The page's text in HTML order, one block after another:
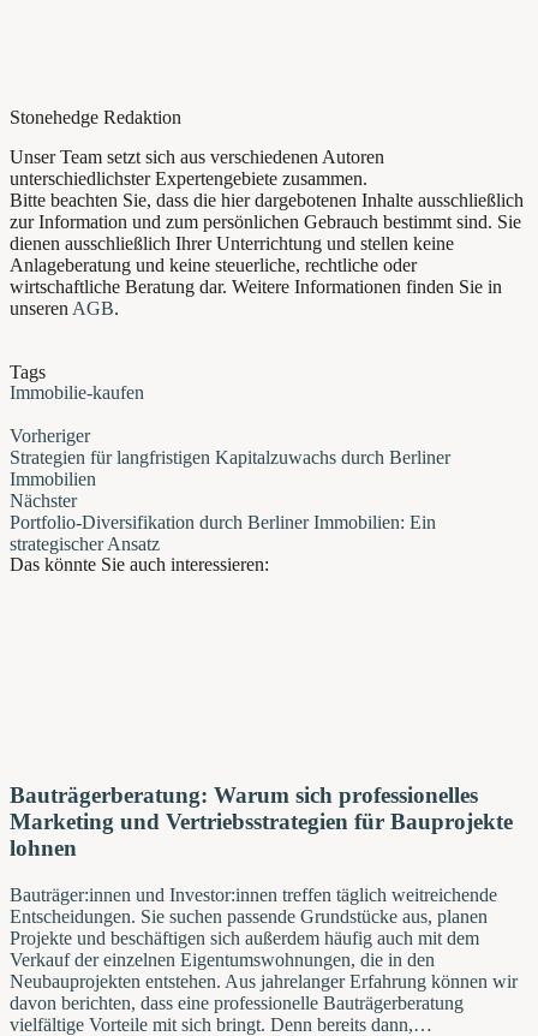
Stonehedge Redaktion
Unser Team setzt sich aus verschiedenen Autoren
unterschiedlichster Expertengebiete zusammen.
Bitte beachten Sie, dass die hier dargebotenen Inhalte ausschließlich
zur Information und zum persönlichen Gebrauch bestimmt sind. Sie
dienen ausschließlich Ihrer Unterrichtung und stellen keine
Anlageberatung und keine steuerliche, rechtliche oder
wirtschaftliche Beratung dar. Weitere Informationen finden Sie in
unserenAGB.
Tags
Immobilie-kaufen
Vorheriger
Strategien für langfristigen Kapitalzuwachs durch Berliner
Immobilien
Nächster
Portfolio-Diversifikation durch Berliner Immobilien: Ein
strategischer Ansatz
Das könnte Sie auch interessieren:
Bauträgerberatung: Warum sich professionelles
Marketing und Vertriebsstrategien für Bauprojekte
lohnen
Bauträger:innen und Investor:innen treffen täglich weitreichende
Entscheidungen. Sie suchen passende Grundstücke aus, planen
Projekte und beschäftigen sich außerdem häufig auch mit dem
Verkauf der einzelnen Eigentumswohnungen, die in den
Neubauprojekten entstehen. Aus jahrelanger Erfahrung können wir
davon berichten, dass eine professionelle Bauträgerberatung
vielfältige Vorteile mit sich bringt. Denn bereits dann,…